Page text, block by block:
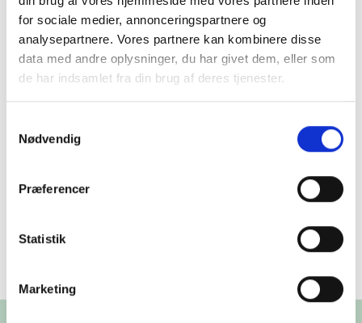
for sociale medier, annonceringspartnere og
analysepartnere. Vores partnere kan kombinere disse
data med andre oplysninger, du har givet dem, eller som
de har indsamlet fra din brug af deres tjenester.
personoplysninger i vores privatlivspolitik, som du
Nødvendig
Præferencer
Statistik
Marketing
hove og fællesskabet blandt publikum
skaber rammen for en dag, der kan
nydes i dit eget tempo.
Der er mulighed for at kombinere
løbene med god mad og kolde drikke,
mens du følger løbene fra